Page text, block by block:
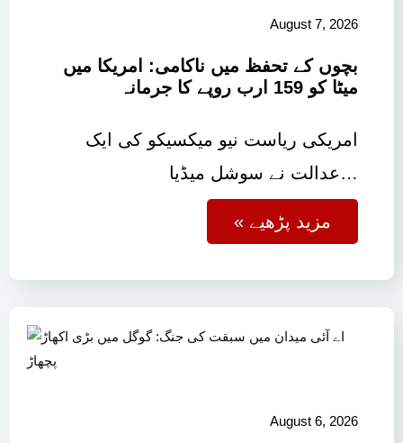
August 7, 2026
بچوں کے تحفظ میں ناکامی: امریکا میں
میٹا کو 159 ارب روپے کا جرمانہ
امریکی ریاست نیو میکسیکو کی ایک
عدالت نے سوشل میڈیا…
« مزید پڑھیے
August 6, 2026